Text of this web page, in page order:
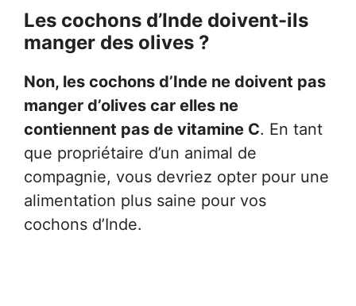
Les cochons d’Inde doivent-ils
manger des olives ?
Non, les cochons d’Inde ne doivent pas
manger d’olives car elles ne
contiennent pas de vitamine C. En tant
que propriétaire d’un animal de
compagnie, vous devriez opter pour une
alimentation plus saine pour vos
cochons d’Inde.